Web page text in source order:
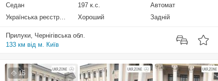
Седан
197 к.с.
Автомат
Українська реєстрація
Хороший Задній
Прилуки, Чернігівська обл.
133 км від м. Київ
15